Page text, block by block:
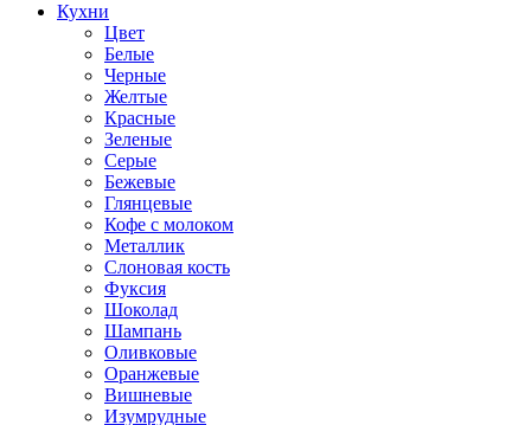
Кухни
Цвет
Белые
Черные
Желтые
Красные
Зеленые
Серые
Бежевые
Глянцевые
Кофе с молоком
Металлик
Слоновая кость
Фуксия
Шоколад
Шампань
Оливковые
Оранжевые
Вишневые
Изумрудные